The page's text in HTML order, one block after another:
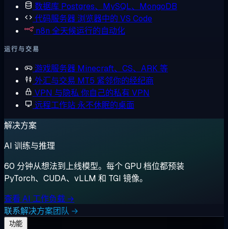
数据库 Postgres、MySQL、MongoDB
代码服务器 浏览器中的 VS Code
n8n 全天候运行的自动化
运行与交易
游戏服务器 Minecraft、CS、ARK 等
外汇与交易 MT5 紧邻你的经纪商
VPN 与隐私 你自己的私有 VPN
远程工作站 永不休眠的桌面
解决方案
AI 训练与推理
60 分钟从想法到上线模型。每个 GPU 档位都预装
PyTorch、CUDA、vLLM 和 TGI 镜像。
查看 AI 工作负载 →
联系解决方案团队 →